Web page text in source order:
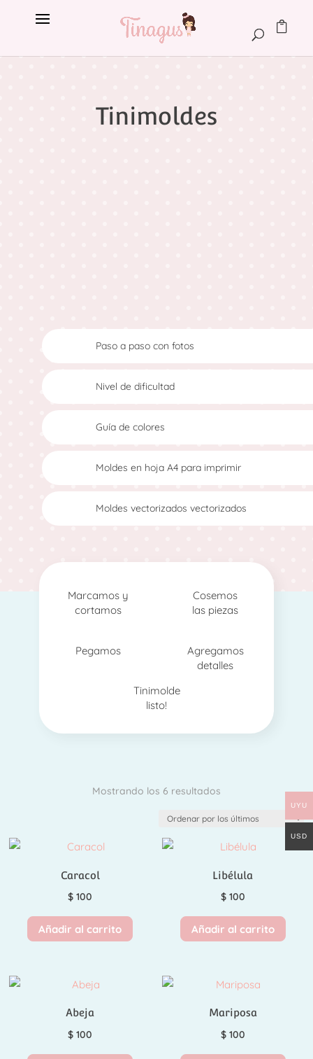
Tinimoldes
Paso a paso con fotos
Nivel de dificultad
Guía de colores
Moldes en hoja A4 para imprimir
Moldes vectorizados vectorizados
Marcamos y
cortamos
Cosemos
las piezas
Pegamos
Agregamos
detalles
Tinimolde
listo!
Mostrando los 6 resultadosOrdenado
los
últimos
Caracol
$ 100
Añadir al carrito
Libélula
$100
Añadir al carrito
Abeja
$ 100
Mariposa
$100
UYU
USD